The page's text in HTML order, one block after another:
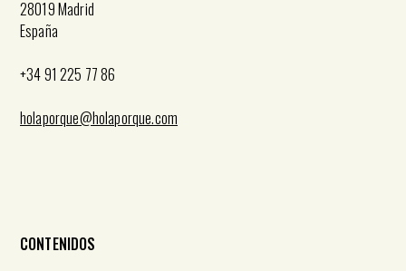
28019 Madrid
España
+34 91 225 77 86
holaporque@holaporque.com
CONTENIDOS